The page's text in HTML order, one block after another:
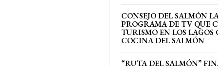
CONSEJO DEL SALMÓN
PROGRAMA DE TV QUE
TURISMO EN LOS LAGOS
COCINA DEL SALMÓN
“RUTA DEL SALMÓN”